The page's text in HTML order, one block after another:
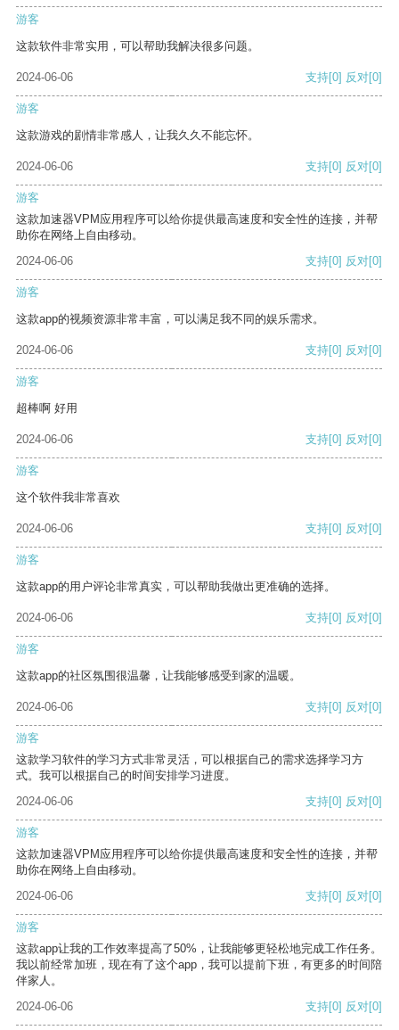
游客
这款软件非常实用，可以帮助我解决很多问题。
2024-06-06 支持[0] 反对[0]
游客
这款游戏的剧情非常感人，让我久久不能忘怀。
2024-06-06 支持[0] 反对[0]
游客
这款加速器VPM应用程序可以给你提供最高速度和安全性的连接，并帮
助你在网络上自由移动。
2024-06-06
支持[0] 反对[0]
游客
这款app的视频资源非常丰富，可以满足我不同的娱乐需求。
2024-06-06 支持[0] 反对[0]
游客
超棒啊 好用
2024-06-06 支持[0] 反对[0]
游客
这个软件我非常喜欢
2024-06-06 支持[0] 反对[0]
游客
这款app的用户评论非常真实，可以帮助我做出更准确的选择。
2024-06-06 支持[0] 反对[0]
游客
这款app的社区氛围很温馨，让我能够感受到家的温暖。
2024-06-06 支持[0] 反对[0]
游客
这款学习软件的学习方式非常灵活，可以根据自己的需求选择学习方
式。我可以根据自己的时间安排学习进度。
2024-06-06
支持[0] 反对[0]
游客
这款加速器VPM应用程序可以给你提供最高速度和安全性的连接，并帮
助你在网络上自由移动。
2024-06-06
支持[0] 反对[0]
游客
这款app让我的工作效率提高了50%，让我能够更轻松地完成工作任务。
我以前经常加班，现在有了这个app，我可以提前下班，有更多的时间陪
伴家人。
2024-06-06
支持[0] 反对[0]